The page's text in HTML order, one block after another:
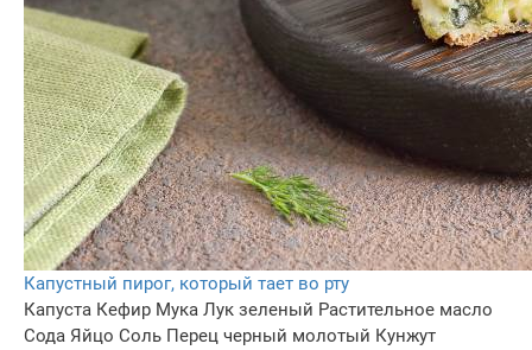
Капустный пирог, который тает во рту
Капуста Кефир Мука Лук зеленый Растительное масло
Сода Яйцо Соль Перец черный молотый Кунжут